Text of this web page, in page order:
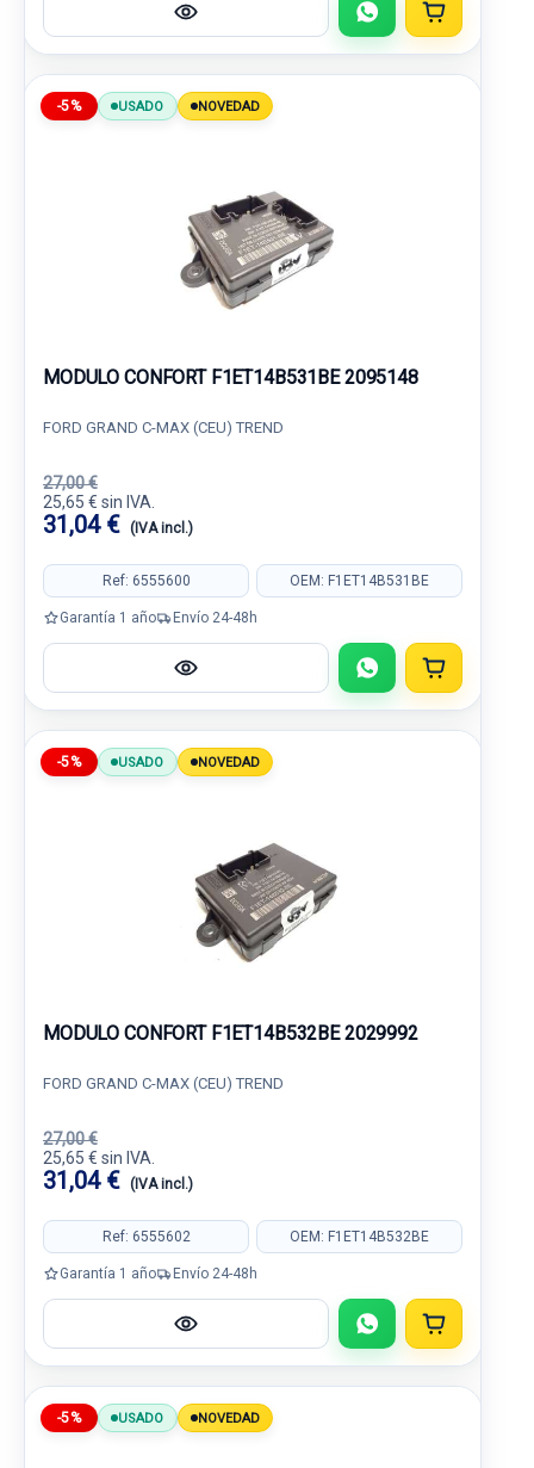
-5% USADO NOVEDAD
MODULO CONFORT F1ET14B531BE 2095148
FORD GRAND C-MAX (CEU) TREND
27,00 €
25,65 € sin IVA.
31,04 € (IVA incl.)
Ref: 6555600 OEM: F1ET14B531BE
Garantía 1 año Envío 24-48h
-5% USADO NOVEDAD
MODULO CONFORT F1ET14B532BE 2029992
FORD GRAND C-MAX (CEU) TREND
27,00 €
25,65 € sin IVA.
31,04 € (IVA incl.)
Ref: 6555602 OEM: F1ET14B532BE
Garantía 1 año Envío 24-48h
-5% USADO NOVEDAD